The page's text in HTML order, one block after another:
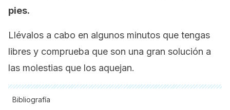
pies.
Llévalos a cabo en algunos minutos que tengas
libres y comprueba que son una gran solución a
las molestias que los aquejan.
Bibliografía